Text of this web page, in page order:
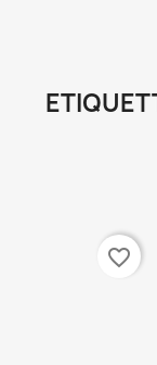
favorite_border